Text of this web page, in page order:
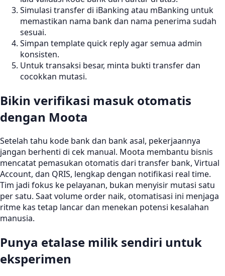
Simulasi transfer di iBanking atau mBanking untuk
memastikan nama bank dan nama penerima sudah
sesuai.
Simpan template quick reply agar semua admin
konsisten.
Untuk transaksi besar, minta bukti transfer dan
cocokkan mutasi.
Bikin verifikasi masuk otomatis
dengan Moota
Setelah tahu kode bank dan bank asal, pekerjaannya
jangan berhenti di cek manual. Moota membantu bisnis
mencatat pemasukan otomatis dari transfer bank, Virtual
Account, dan QRIS, lengkap dengan notifikasi real time.
Tim jadi fokus ke pelayanan, bukan menyisir mutasi satu
per satu. Saat volume order naik, otomatisasi ini menjaga
ritme kas tetap lancar dan menekan potensi kesalahan
manusia.
Punya etalase milik sendiri untuk
eksperimen